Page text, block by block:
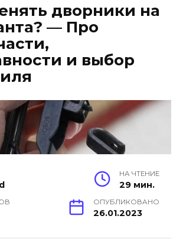
дворники на
— Про
и выбор
НА ЧТЕНИЕ
29 мин.
ОПУБЛИКОВАНО
26.01.2023